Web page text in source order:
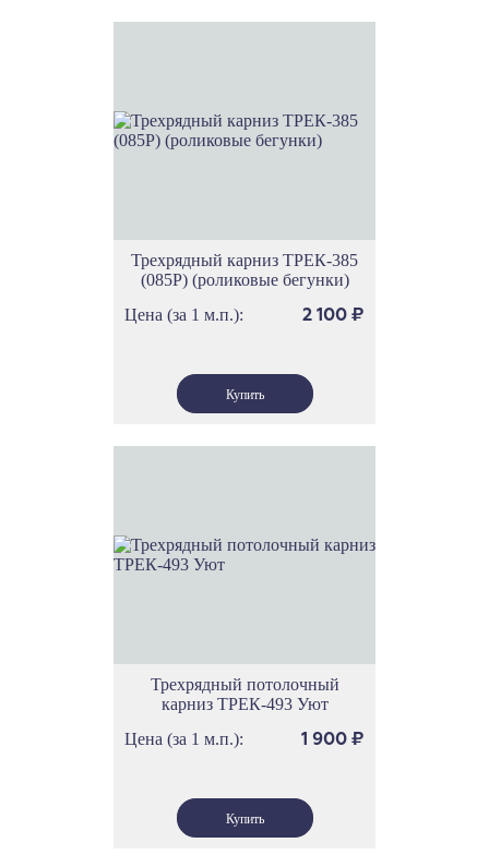
Трехрядный карниз ТРЕК-385
(085Р) (роликовые бегунки)
Цена (за 1 м.п.):
2 100 ₽
Трехрядный потолочный
карниз ТРЕК-493 Уют
Цена (за 1 м.п.):
1 900 ₽